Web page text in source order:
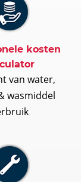
kosten
van water,
wasmiddel